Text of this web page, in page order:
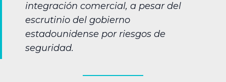
integración comercial, a pesar del
escrutinio del gobierno
estadounidense por riesgos de
seguridad.